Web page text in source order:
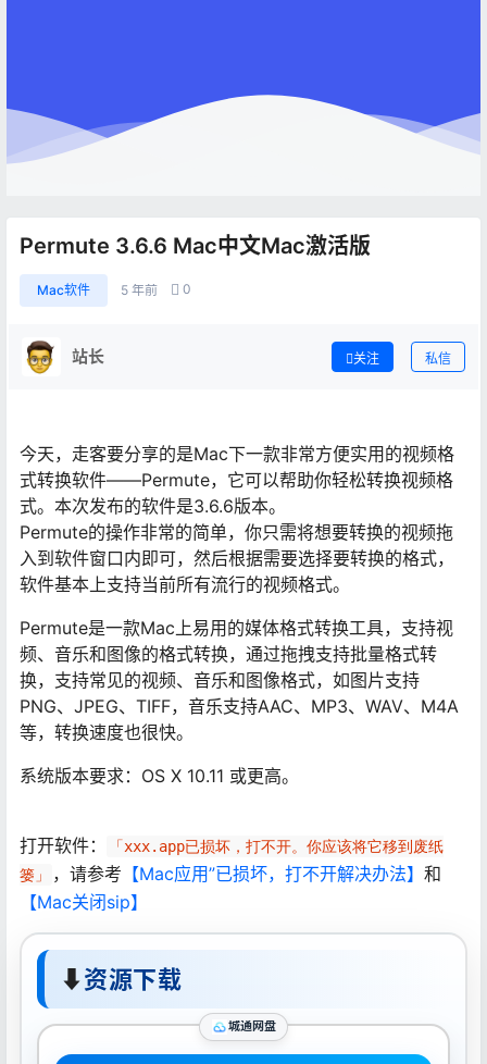
Permute 3.6.6 Mac中文Mac激活版
Mac软件 5 年前 0
站长 关注 私信
今天，走客要分享的是Mac下一款非常方便实用的视频格
式转换软件——Permute，它可以帮助你轻松转换视频格
式。本次发布的软件是3.6.6版本。
Permute的操作非常的简单，你只需将想要转换的视频拖
入到软件窗口内即可，然后根据需要选择要转换的格式，
软件基本上支持当前所有流行的视频格式。
Permute是一款Mac上易用的媒体格式转换工具，支持视
频、音乐和图像的格式转换，通过拖拽支持批量格式转
换，支持常见的视频、音乐和图像格式，如图片支持
PNG、JPEG、TIFF，音乐支持AAC、MP3、WAV、M4A
等，转换速度也很快。
系统版本要求：OS X 10.11 或更高。
打开软件：
「xxx.app已损坏，打不开。你应该将它移到废纸
篓」
，请参考 【Mac应用”已损坏，打不开解决办法】 和
【Mac关闭sip】
⬇资源下载
城通网盘